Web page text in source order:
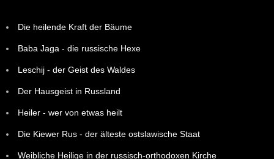
Die heilende Kraft der Bäume
Baba Jaga - die russische Hexe
Leschij - der Geist des Waldes
Der Hausgeist in Russland
Heiler - wer von etwas heilt
Die Kiewer Rus - der älteste ostslawische Staat
Weibliche Heilige in der russisch-orthodoxen Kirche